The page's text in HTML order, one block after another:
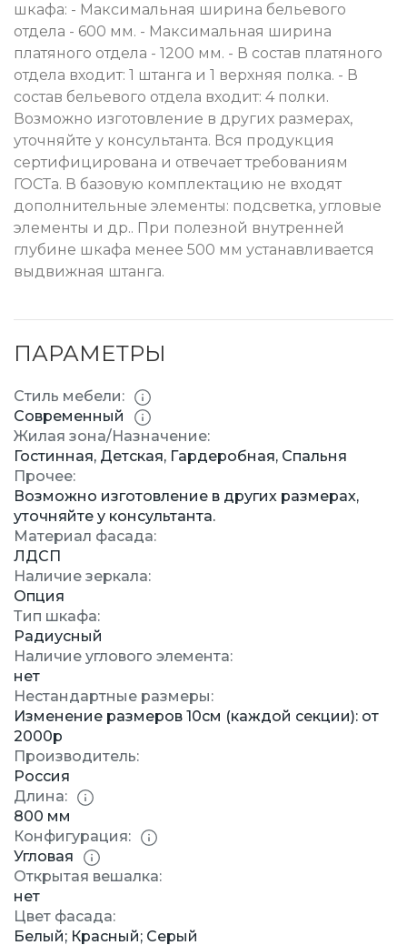
шкафа: - Максимальная ширина бельевого
отдела - 600 мм. - Максимальная ширина
платяного отдела - 1200 мм. - В состав платяного
отдела входит: 1 штанга и 1 верхняя полка. - В
состав бельевого отдела входит: 4 полки.
Возможно изготовление в других размерах,
уточняйте у консультанта. Вся продукция
сертифицирована и отвечает требованиям
ГОСТа. В базовую комплектацию не входят
дополнительные элементы: подсветка, угловые
элементы и др.. При полезной внутренней
глубине шкафа менее 500 мм устанавливается
выдвижная штанга.
ПАРАМЕТРЫ
Стиль мебели:
Современный
Жилая зона/Назначение:
Гостинная, Детская, Гардеробная, Спальня
Прочее:
Возможно изготовление в других размерах,
уточняйте у консультанта.
Материал фасада:
ЛДСП
Наличие зеркала:
Опция
Тип шкафа:
Радиусный
Наличие углового элемента:
нет
Нестандартные размеры:
Изменение размеров 10см (каждой секции): от
2000р
Производитель:
Россия
Длина:
800 мм
Конфигурация:
Угловая
Открытая вешалка:
нет
Цвет фасада:
Белый; Красный; Серый